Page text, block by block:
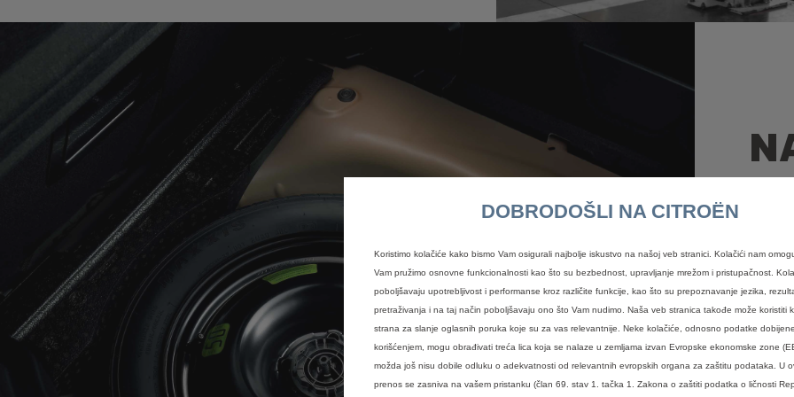
Za
Da
DOBRODOŠLI NA CITROËN
Koristimo kolačiće kako bismo Vam osigurali najbolje iskustvo na našoj veb stranici. Kolačići nam
Vam pružimo osnovne funkcionalnosti kao što su bezbednost, upravljanje mrežom i pristupačnost.
poboljšavaju upotrebljivost i performanse kroz različite funkcije, kao što su prepoznavanje jezika,
pretraživanja i na taj način poboljšavaju ono što Vam nudimo. Naša veb stranica takođe može koristiti
strana za slanje oglasnih poruka koje su za vas relevantnije. Neke kolačiće, odnosno podatke
korišćenjem, mogu obrađivati treća lica koja se nalaze u zemljama izvan Evropske ekonomske zone
možda još nisu dobile odluku o adekvatnosti od relevantnih evropskih organa za zaštitu podataka. U
prenos se zasniva na vašem pristanku (član 69. stav 1. tačka 1. Zakona o zaštiti podatka o ličnosti